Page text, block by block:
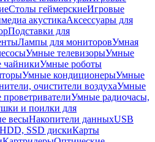
Столы геймерскиеИгровые
акустикаАксессуары для
Подставки для
Лампы для мониторовУмная
Умные телевизорыУмные
Умные роботы
Умные кондиционерыУмные
очистители воздухаУмные
Умные радиочасы,
и поилки для
весыНакопители данныхUSB
SSD дискиКарты